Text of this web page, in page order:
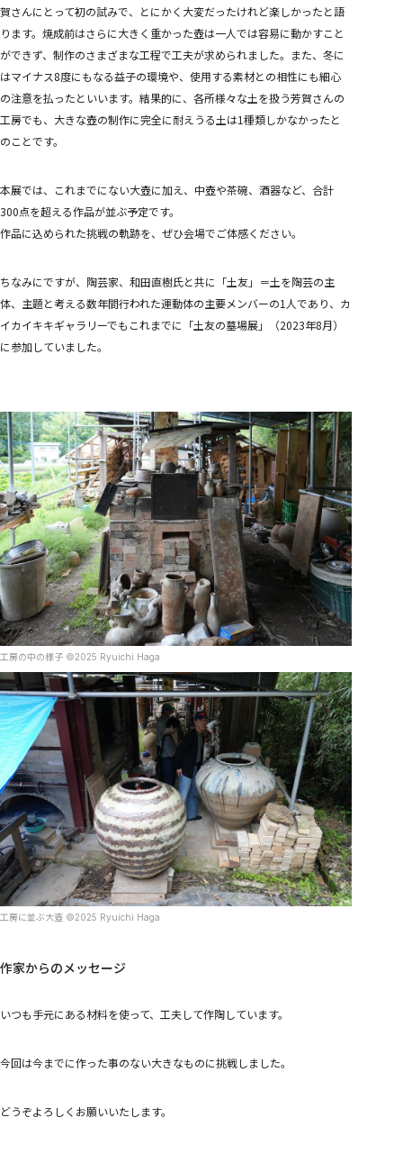
賀さんにとって初の試みで、とにかく大変だったけれど楽しかったと語
ります。焼成前はさらに大きく重かった壺は一人では容易に動かすこと
ができず、制作のさまざまな工程で工夫が求められました。また、冬に
はマイナス8度にもなる益子の環境や、使用する素材との相性にも細心
の注意を払ったといいます。結果的に、各所様々な土を扱う芳賀さんの
工房でも、大きな壺の制作に完全に耐えうる土は1種類しかなかったと
のことです。
本展では、これまでにない大壺に加え、中壺や茶碗、酒器など、合計
300点を超える作品が並ぶ予定です。
作品に込められた挑戦の軌跡を、ぜひ会場でご体感ください。
ちなみにですが、陶芸家、和田直樹氏と共に「土友」＝土を陶芸の主
体、主題と考える数年間行われた運動体の主要メンバーの1人であり、カ
イカイキキギャラリーでもこれまでに「土友の墓場展」（2023年8月）
に参加していました。
工房の中の様子 ©︎2025 Ryuichi Haga
工房に並ぶ大壺 ©︎2025 Ryuichi Haga
作家からのメッセージ
いつも手元にある材料を使って、工夫して作陶しています。
今回は今までに作った事のない大きなものに挑戦しました。
どうぞよろしくお願いいたします。